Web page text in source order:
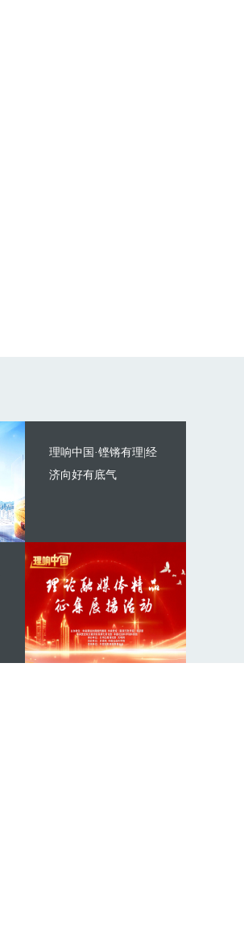
理响中国·铿锵有理|经
济向好有底气